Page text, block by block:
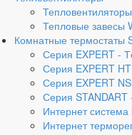
Тепловые завесы
Комнатные термостаты
Серия EXPERT -
Серия EXPERT
Серия EXPERT
Серия
Интернет
Интернет